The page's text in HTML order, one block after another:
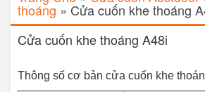
thoáng » Cửa cuốn khe thoáng
Cửa cuốn khe thoáng A48i
Thông số cơ bản cửa cuốn khe